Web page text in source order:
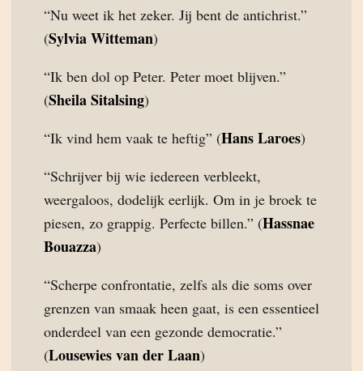
“Nu weet ik het zeker. Jij bent de antichrist.”
(Sylvia Witteman)
“Ik ben dol op Peter. Peter moet blijven.”
(Sheila Sitalsing)
“Ik vind hem vaak te heftig” (Hans Laroes)
“Schrijver bij wie iedereen verbleekt,
weergaloos, dodelijk eerlijk. Om in je broek te
piesen, zo grappig. Perfecte billen.” (Hassnae
Bouazza)
“Scherpe confrontatie, zelfs als die soms over
grenzen van smaak heen gaat, is een essentieel
onderdeel van een gezonde democratie.”
(Lousewies van der Laan)